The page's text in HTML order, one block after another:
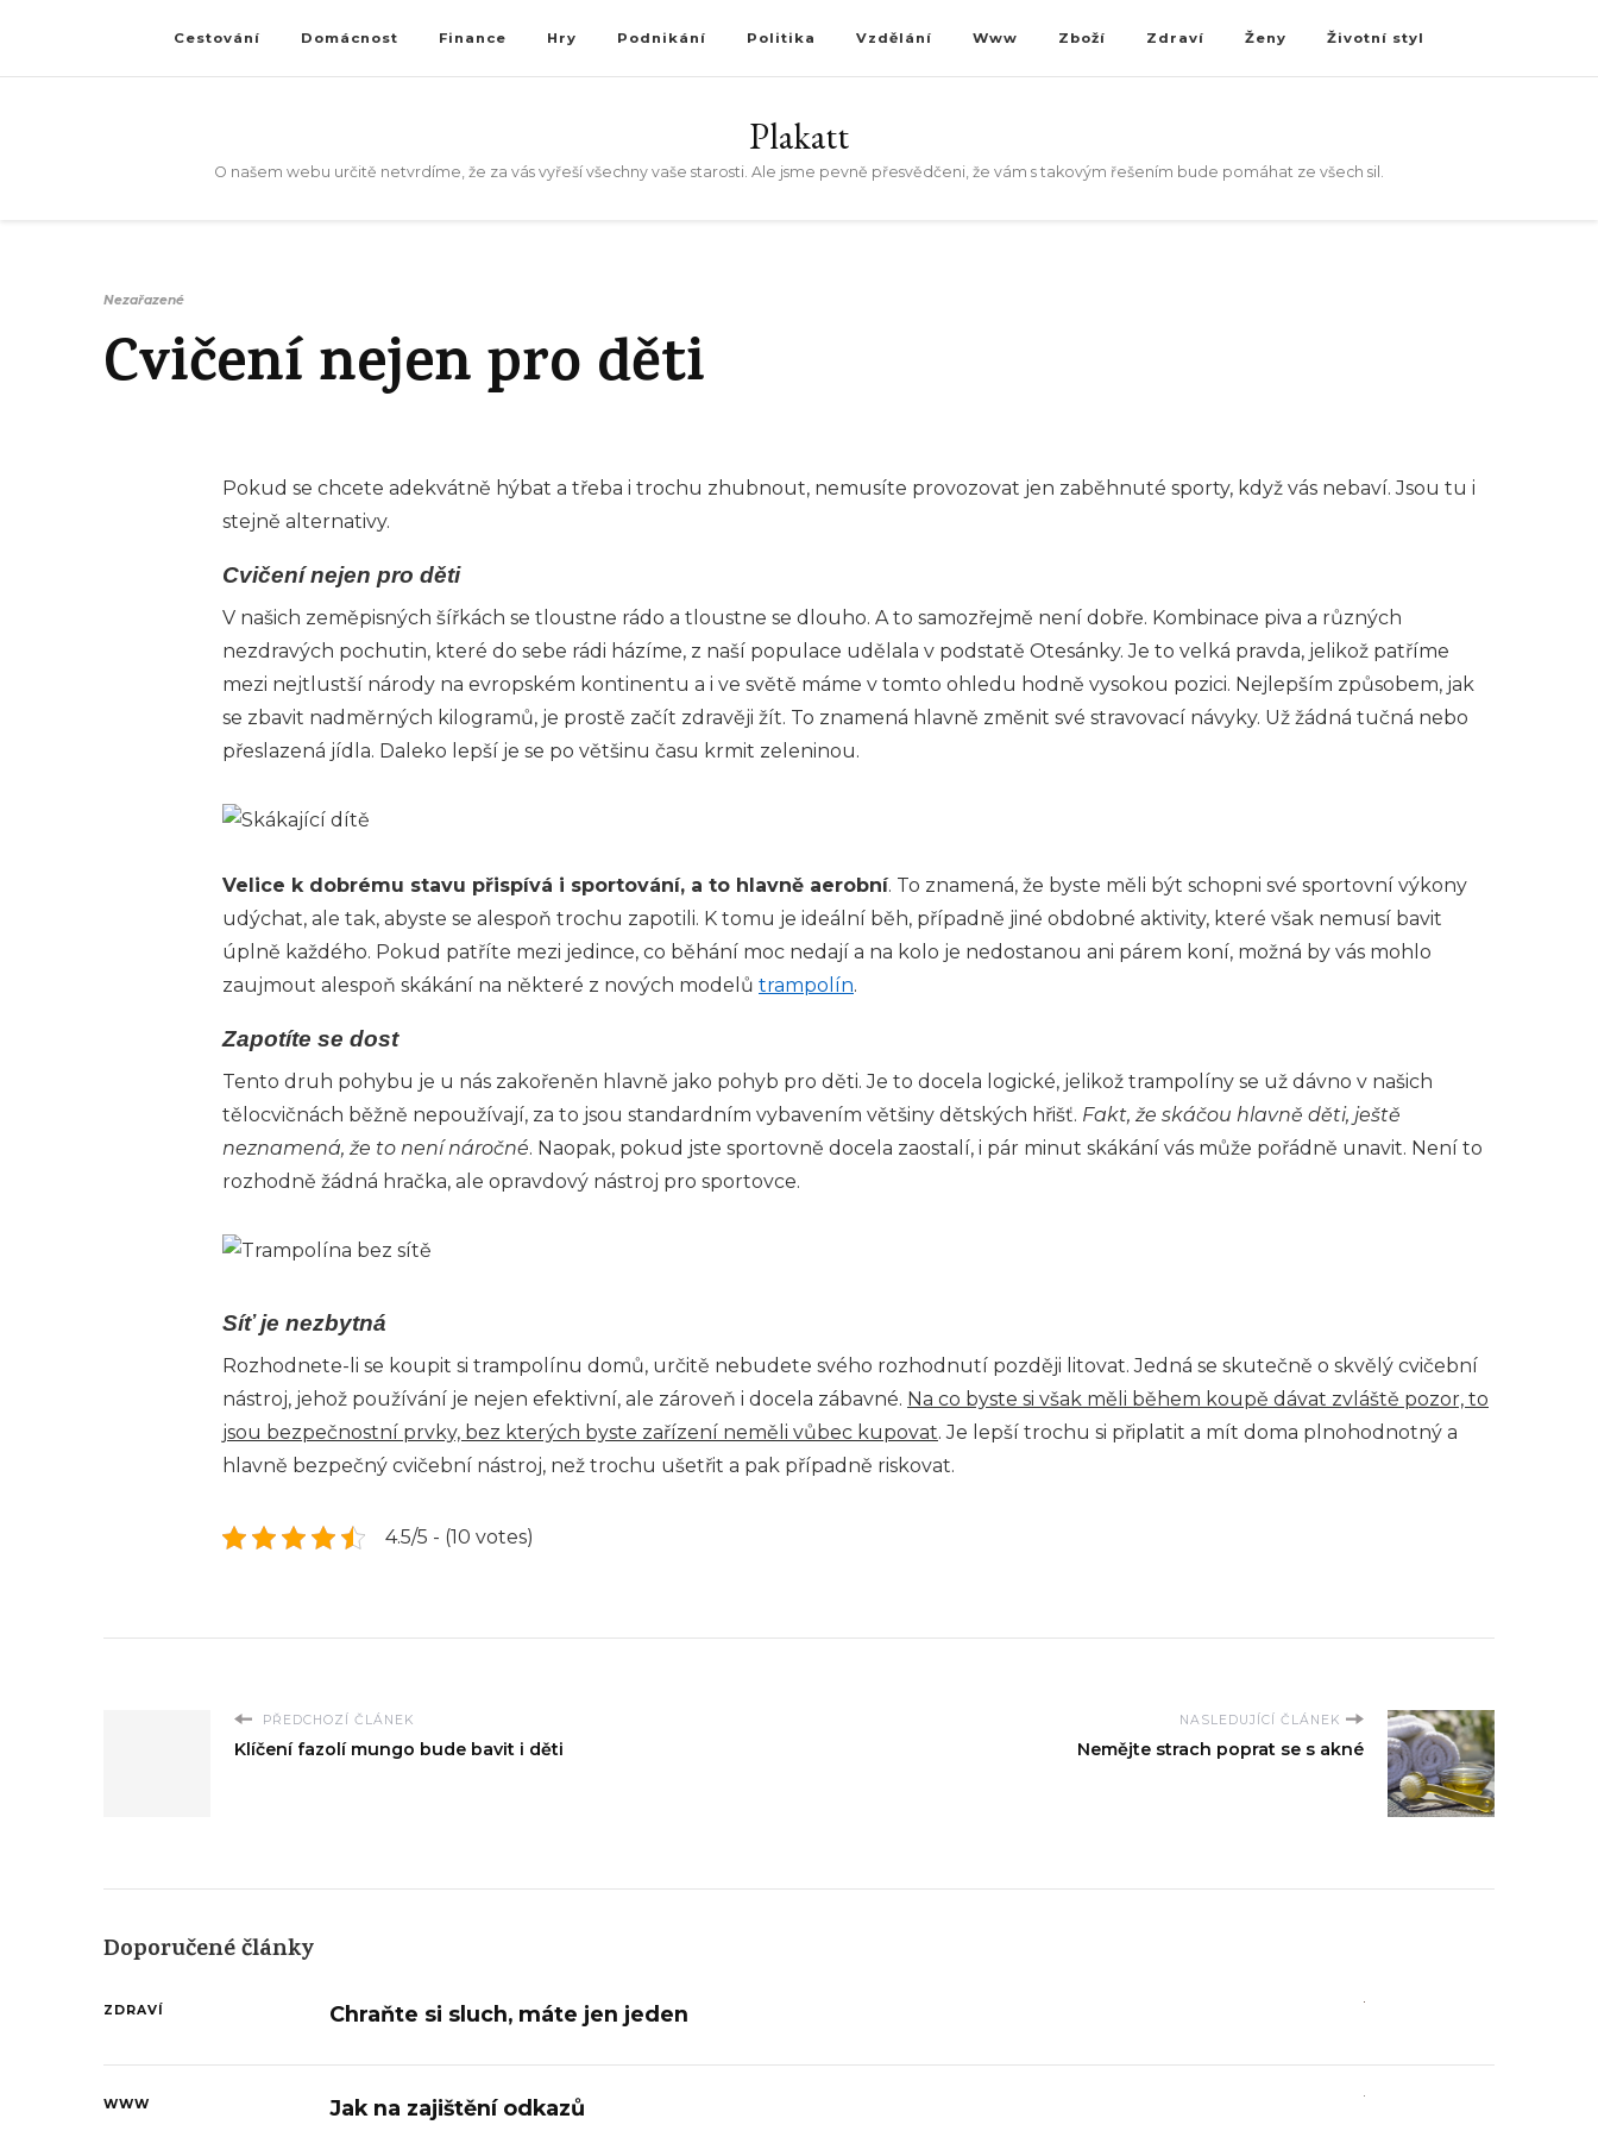
Cestování Domácnost Finance Hry Podnikání Politika Vzdělání Www Zboží Zdraví Ženy Životní styl
Plakatt
O našem webu určitě netvrdíme, že za vás vyřeší všechny vaše starosti. Ale jsme pevně přesvědčeni, že vám s takovým řešením bude pomáhat ze všech sil.
Nezařazené
Cvičení nejen pro děti
Pokud se chcete adekvátně hýbat a třeba i trochu zhubnout, nemusíte provozovat jen zaběhnuté sporty, když vás nebaví. Jsou tu i
stejně alternativy.
Cvičení nejen pro děti
V našich zeměpisných šířkách se tloustne rádo a tloustne se dlouho. A to samozřejmě není dobře. Kombinace piva a různých
nezdravých pochutin, které do sebe rádi házíme, z naší populace udělala v podstatě Otesánky. Je to velká pravda, jelikož patříme
mezi nejtlustší národy na evropském kontinentu a i ve světě máme v tomto ohledu hodně vysokou pozici. Nejlepším způsobem, jak
se zbavit nadměrných kilogramů, je prostě začít zdravěji žít. To znamená hlavně změnit své stravovací návyky. Už žádná tučná nebo
přeslazená jídla. Daleko lepší je se po většinu času krmit zeleninou.
Velice k dobrému stavu přispívá i sportování, a to hlavně aerobní. To znamená, že byste měli být schopni své sportovní výkony
udýchat, ale tak, abyste se alespoň trochu zapotili. K tomu je ideální běh, případně jiné obdobné aktivity, které však nemusí bavit
úplně každého. Pokud patříte mezi jedince, co běhání moc nedají a na kolo je nedostanou ani párem koní, možná by vás mohlo
zaujmout alespoň skákání na některé z nových modelů trampolín.
Zapotíte se dost
Tento druh pohybu je u nás zakořeněn hlavně jako pohyb pro děti. Je to docela logické, jelikož trampolíny se už dávno v našich
tělocvičnách běžně nepoužívají, za to jsou standardním vybavením většiny dětských hřišť. Fakt, že skáčou hlavně děti, ještě
neznamená, že to není náročné. Naopak, pokud jste sportovně docela zaostalí, i pár minut skákání vás může pořádně unavit. Není to
rozhodně žádná hračka, ale opravdový nástroj pro sportovce.
Síť je nezbytná
Rozhodnete-li se koupit si trampolínu domů, určitě nebudete svého rozhodnutí později litovat. Jedná se skutečně o skvělý cvičební
nástroj, jehož používání je nejen efektivní, ale zároveň i docela zábavné. Na co byste si však měli během koupě dávat zvláště pozor, to
jsou bezpečnostní prvky, bez kterých byste zařízení neměli vůbec kupovat. Je lepší trochu si připlatit a mít doma plnohodnotný a
hlavně bezpečný cvičební nástroj, než trochu ušetřit a pak případně riskovat.
4.5/5 - (10 votes)
PŘEDCHOZÍ ČLÁNEK
Klíčení fazolí mungo bude bavit i děti
NASLEDUJÍCÍ ČLÁNEK
Nemějte strach poprat se s akné
Doporučené články
ZDRAVÍ Chraňte si sluch, máte jen jeden
WWW Jak na zajištění odkazů